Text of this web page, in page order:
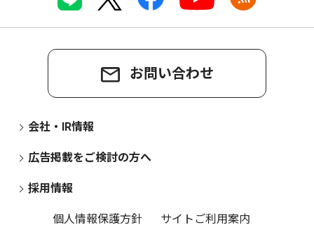
お問い合わせ
会社・IR情報
広告掲載をご検討の方へ
採用情報
個人情報保護方針
サイトご利用案内